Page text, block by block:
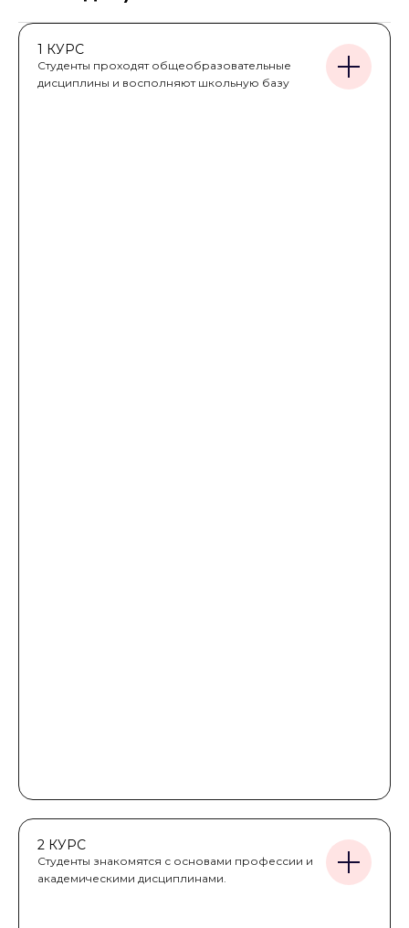
1 КУРС
Студенты проходят общеобразовательные
дисциплины и восполняют школьную базу
2 КУРС
Студенты знакомятся с основами профессии и
академическими дисциплинами.